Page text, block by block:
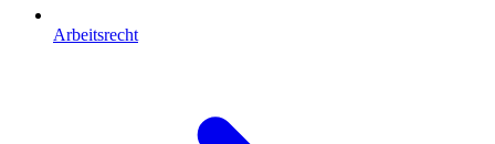
Arbeitsrecht